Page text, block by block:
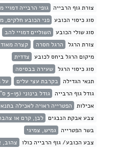
צורת גוף הרבייה
גופי הרבייה דמויי
סוג כיסוי הכובע פני הכובע חלקים,
סוג שולי הכובע
השוליים דמויי להב
צורת הרגל
הרגל חסרה
קצרה
מיקום הרגל ביחס לכובע
צדדית
סוג כיסוי הרגל שעירה בבסיסה
תנאי הגדילה
בקרבת עצי עלים
על
גודל גוף הרבייה
גודל בינוני (5-15 ס"מ)
אכילות
הפטרייה ראויה לאכילה
צבע אבקת הנבגים לבן, קרם או
בשר הפטרייה
גמיש, צמיגי
צבע הכובע/ גוף הרבייה כולו
צהוב,